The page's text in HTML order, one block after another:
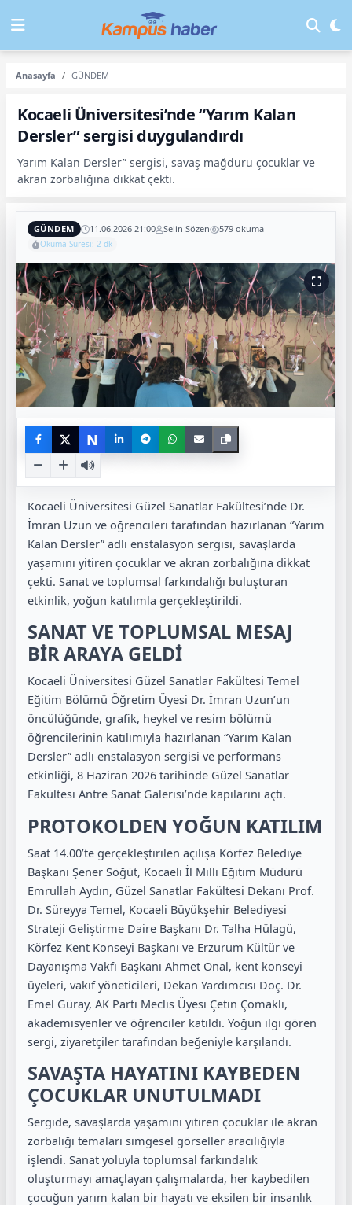
Anasayfa GÜNDEM
Kocaeli Üniversitesi’nde “Yarım Kalan
Dersler” sergisi duygulandırdı
Yarım Kalan Dersler” sergisi, savaş mağduru çocuklar ve
akran zorbalığına dikkat çekti.
GÜNDEM 11.06.2026 21:00 Selin Sözen 579 okuma
Okuma Süresi: 2 dk
N
Kocaeli Üniversitesi Güzel Sanatlar Fakültesi’nde Dr.
İmran Uzun ve öğrencileri tarafından hazırlanan “Yarım
Kalan Dersler” adlı enstalasyon sergisi, savaşlarda
yaşamını yitiren çocuklar ve akran zorbalığına dikkat
çekti. Sanat ve toplumsal farkındalığı buluşturan
etkinlik, yoğun katılımla gerçekleştirildi.
SANAT VE TOPLUMSAL MESAJ
BİR ARAYA GELDİ
Kocaeli Üniversitesi Güzel Sanatlar Fakültesi Temel
Eğitim Bölümü Öğretim Üyesi Dr. İmran Uzun’un
öncülüğünde, grafik, heykel ve resim bölümü
öğrencilerinin katılımıyla hazırlanan “Yarım Kalan
Dersler” adlı enstalasyon sergisi ve performans
etkinliği, 8 Haziran 2026 tarihinde Güzel Sanatlar
Fakültesi Antre Sanat Galerisi’nde kapılarını açtı.
PROTOKOLDEN YOĞUN KATILIM
Saat 14.00’te gerçekleştirilen açılışa Körfez Belediye
Başkanı Şener Söğüt, Kocaeli İl Milli Eğitim Müdürü
Emrullah Aydın, Güzel Sanatlar Fakültesi Dekanı Prof.
Dr. Süreyya Temel, Kocaeli Büyükşehir Belediyesi
Strateji Geliştirme Daire Başkanı Dr. Talha Hülagü,
Körfez Kent Konseyi Başkanı ve Erzurum Kültür ve
Dayanışma Vakfı Başkanı Ahmet Önal, kent konseyi
üyeleri, vakıf yöneticileri, Dekan Yardımcısı Doç. Dr.
Emel Güray, AK Parti Meclis Üyesi Çetin Çomaklı,
akademisyenler ve öğrenciler katıldı. Yoğun ilgi gören
sergi, ziyaretçiler tarafından beğeniyle karşılandı.
SAVAŞTA HAYATINI KAYBEDEN
ÇOCUKLAR UNUTULMADI
Sergide, savaşlarda yaşamını yitiren çocuklar ile akran
zorbalığı temaları simgesel görseller aracılığıyla
işlendi. Sanat yoluyla toplumsal farkındalık
oluşturmayı amaçlayan çalışmalarda, her kaybedilen
çocuğun yarım kalan bir hayatı ve eksilen bir insanlık